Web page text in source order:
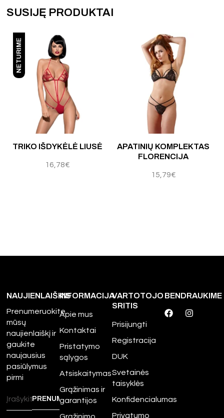
SUSIJĘ PRODUKTAI
NETURIME
TRIKO IŠDYKĖLĖ LIUSĖ
16,78€
APATINIŲ KOMPLEKTAS
FLORENCIJA
15,79€
NAUJIENLAIŠKIS
Prenumeruokite
mūsų
naujienlaiškį ir
gaukite
naujausius
pasiūlymus
pirmi
INFORMACIJA
Apie mus
Kontaktai
Pristatymo
sąlygos
Atsiskaitymas
Grąžinimas ir
garantijos
VARTOTOJO
SRITIS
Prisijungti
Registracija
DUK
Svetainės
taisyklės
Konfidencialumas
Privatumo
BENDRAUKIME